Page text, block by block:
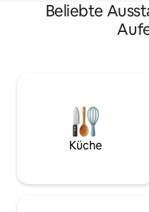
Beliebte
Küche